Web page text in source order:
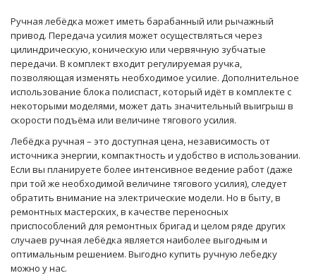
Ручная лебёдка может иметь барабанный или рычажный
привод. Передача усилия может осуществляться через
цилиндрическую, коническую или червячную зубчатые
передачи. В комплект входит регулируемая ручка,
позволяющая изменять необходимое усилие. Дополнительное
использование блока полиспаст, который идёт в комплекте с
некоторыми моделями, может дать значительный выигрыш в
скорости подъёма или величине тягового усилия.
Лебёдка ручная – это доступная цена, независимость от
источника энергии, компактность и удобство в использовании.
Если вы планируете более интенсивное ведение работ (даже
при той же необходимой величине тягового усилия), следует
обратить внимание на электрические модели. Но в быту, в
ремонтных мастерских, в качестве переносных
приспособлений для ремонтных бригад и целом ряде других
случаев ручная лебёдка является наиболее выгодным и
оптимальным решением. Выгодно купить ручную лебедку
можно у нас.